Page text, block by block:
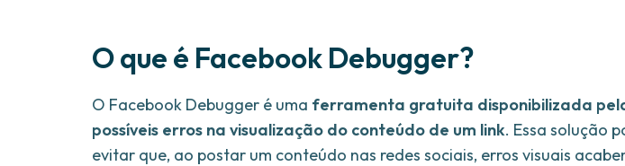
O que é Facebook Debugger?
O Facebook Debugger é uma ferramenta gratuita disponibilizada
possíveis erros na visualização do conteúdo de um link. Essa solução
evitar que, ao postar um conteúdo nas redes sociais, erros visuais